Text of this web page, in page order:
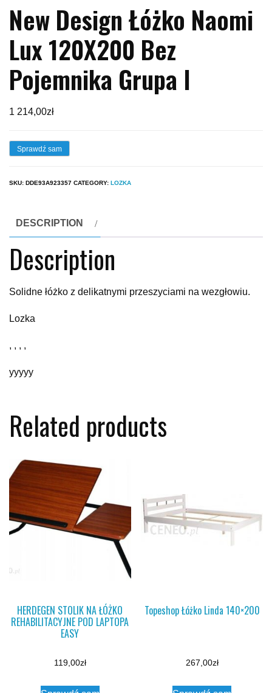
New Design Łóżko Naomi
Lux 120X200 Bez
Pojemnika Grupa I
1 214,00zł
Sprawdź sam
SKU: DDE93A923357 CATEGORY: LOZKA
DESCRIPTION
Description
Solidne łóżko z delikatnymi przeszyciami na wezgłowiu.
Lozka
, , , ,
yyyyy
Related products
HERDEGEN STOLIK NA ŁÓŻKO
REHABILITACYJNE POD LAPTOPA
EASY
119,00zł
Topeshop Łóżko Linda 140×200
267,00zł